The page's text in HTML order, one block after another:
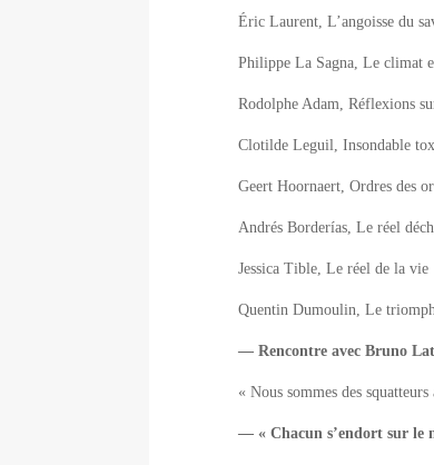
Éric Laurent, L’angoisse du
Philippe La Sagna, Le climat
Rodolphe Adam, Réflexions
Clotilde Leguil, Insondable
Geert Hoornaert, Ordres des
Andrés Borderías, Le réel
Jessica Tible, Le réel de la vie
Quentin Dumoulin, Le
— Rencontre avec Bruno
« Nous sommes des
— « Chacun s’endort sur le